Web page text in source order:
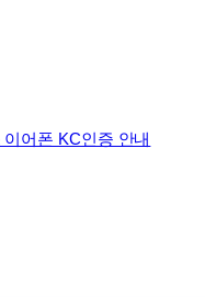
이어폰 KC인증 안내